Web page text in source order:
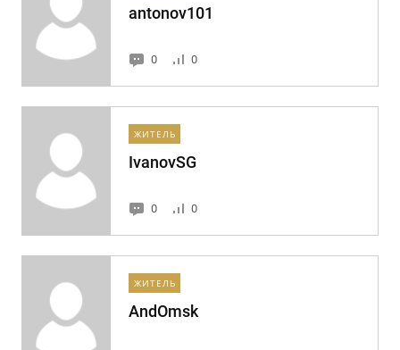
antonov101
0 0
ЖИТЕЛЬ
IvanovSG
0 0
ЖИТЕЛЬ
AndOmsk